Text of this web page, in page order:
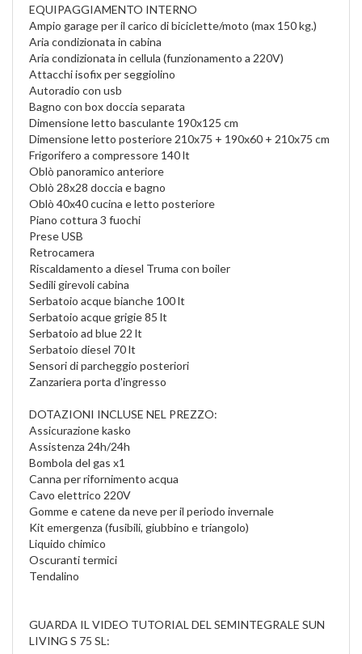
EQUIPAGGIAMENTO INTERNO
Ampio garage per il carico di biciclette/moto (max 150 kg.)
Aria condizionata in cabina
Aria condizionata in cellula (funzionamento a 220V)
Attacchi isofix per seggiolino
Autoradio con usb
Bagno con box doccia separata
Dimensione letto basculante 190x125 cm
Dimensione letto posteriore 210x75 + 190x60 + 210x75 cm
Frigorifero a compressore 140 lt
Oblò panoramico anteriore
Oblò 28x28 doccia e bagno
Oblò 40x40 cucina e letto posteriore
Piano cottura 3 fuochi
Prese USB
Retrocamera
Riscaldamento a diesel Truma con boiler
Sedili girevoli cabina
Serbatoio acque bianche 100 lt
Serbatoio acque grigie 85 lt
Serbatoio ad blue 22 lt
Serbatoio diesel 70 lt
Sensori di parcheggio posteriori
Zanzariera porta d'ingresso
DOTAZIONI INCLUSE NEL PREZZO:
Assicurazione kasko
Assistenza 24h/24h
Bombola del gas x1
Canna per rifornimento acqua
Cavo elettrico 220V
Gomme e catene da neve per il periodo invernale
Kit emergenza (fusibili, giubbino e triangolo)
Liquido chimico
Oscuranti termici
Tendalino
GUARDA IL VIDEO TUTORIAL DEL SEMINTEGRALE SUN
LIVING S 75 SL: